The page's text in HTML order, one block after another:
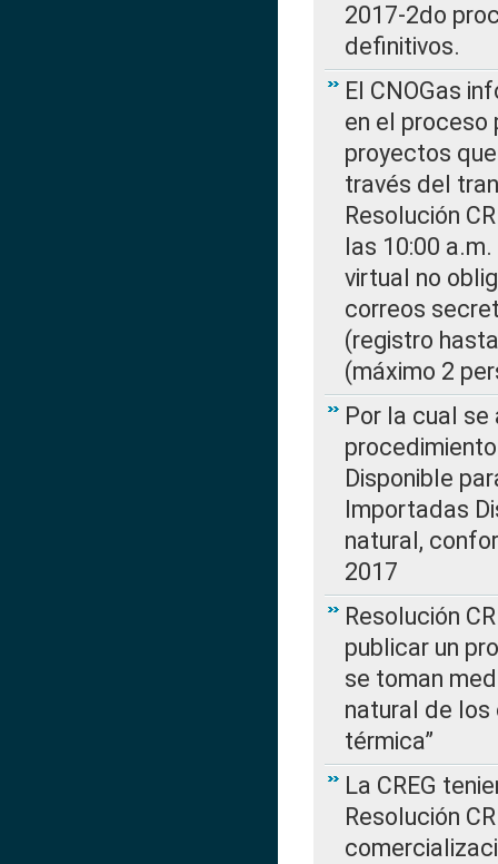
2017-2do
definitivos.
El CNOGas
en el proceso
proyectos
través del
Resolución
las 10:00
virtual no
correos
(registro
(máximo 2
Por la cual
Disponible
Importadas
natural,
2017
Resolución
publicar un
se toman
natural de los
térmica”
La CREG
Resolución